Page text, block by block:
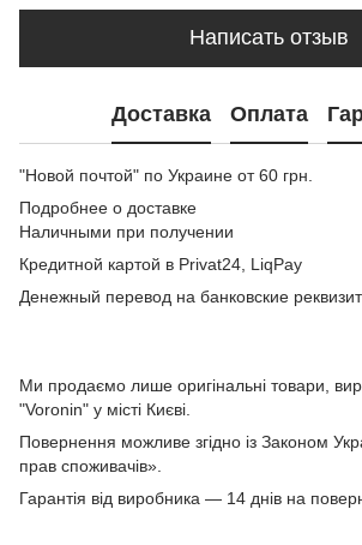
Написать отзыв
Доставка Оплата
"Новой почтой" по Украине от 60 грн.
Подробнее о доставке
Наличными при получении
Кредитной картой в Privat24, LiqPay
Денежный перевод на банковские
Ми продаємо лише оригінальні товари,
"Voronin" у місті Києві.
Повернення можливе згідно із Законом
прав споживачів».
Гарантія від виробника — 14 днів на